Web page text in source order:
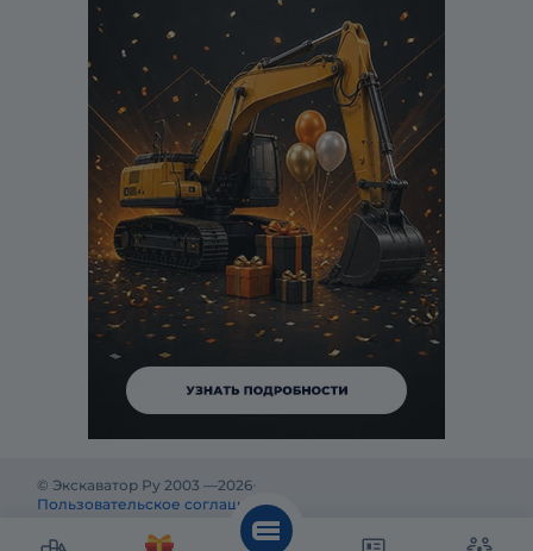
© Экскаватор Ру 2003 —2026
Пользовательское соглашение
Политика конфиденциальности Реклама на Экскаватор Ру